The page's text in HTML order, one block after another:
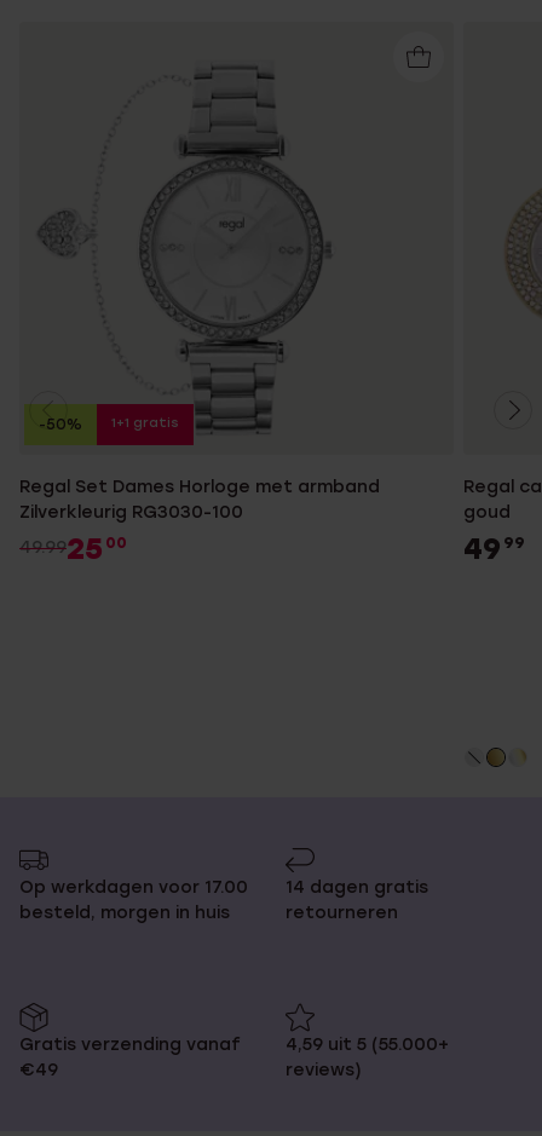
Regal Set Dames Horloge met armband
Zilverkleurig RG3030-100
49.9925 00
-50% 1+1 gratis
Regal
goud
49 99
Op werkdagen voor 17.00
besteld, morgen in huis
14 dagen gratis
retourneren
Gratis verzending vanaf
€49
4,59 uit 5 (55.000+
reviews)